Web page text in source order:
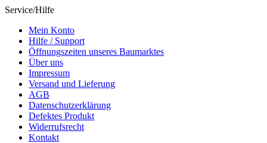
Service/Hilfe
Mein Konto
Hilfe / Support
Öffnungszeiten unseres Baumarktes
Über uns
Impressum
Versand und Lieferung
AGB
Datenschutzerklärung
Defektes Produkt
Widerrufsrecht
Kontakt